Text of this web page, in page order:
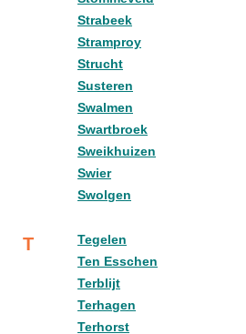
Strabeek
Stramproy
Strucht
Susteren
Swalmen
Swartbroek
Sweikhuizen
Swier
Swolgen
T
Tegelen
Ten Esschen
Terblijt
Terhagen
Terhorst